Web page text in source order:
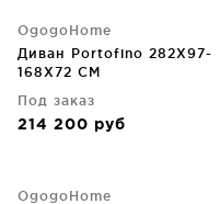
OgogoHome
Диван Portofino 282X97-
168X72 CM
Под заказ
214 200 руб
OgogoHome